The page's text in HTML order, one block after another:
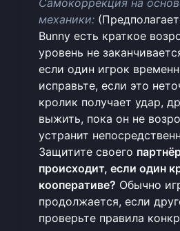
механики:
Bunny есть краткое
уровень не
если один игрок
исправьте, если это
кролик получает удар,
выжить, пока он не
устранит
Защитите своего
происходит, если один
кооперативе? Обычно
продолжается, если
проверьте правила